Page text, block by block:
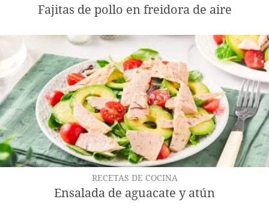
Fajitas de pollo en freidora de aire
RECETAS DE COCINA
Ensalada de aguacate y atún